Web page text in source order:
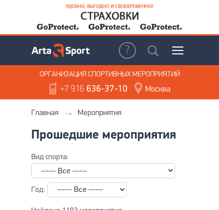
ОРГАНИЗАЦИЯ СПОРТИВНЫХ МЕРОПРИЯТИЙ
+7 916636-37-10 Москва
Главная Мероприятия
Прошедшие мероприятия
Вид спорта:
Год: